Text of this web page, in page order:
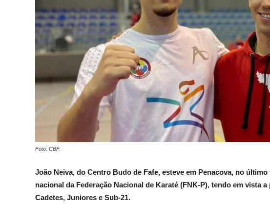
Foto: CBF.
João Neiva, do Centro Budo de Fafe, esteve em Penacova, no
nacional da Federação Nacional de Karaté (FNK-P), tendo em vista
Cadetes, Juniores e Sub-21.